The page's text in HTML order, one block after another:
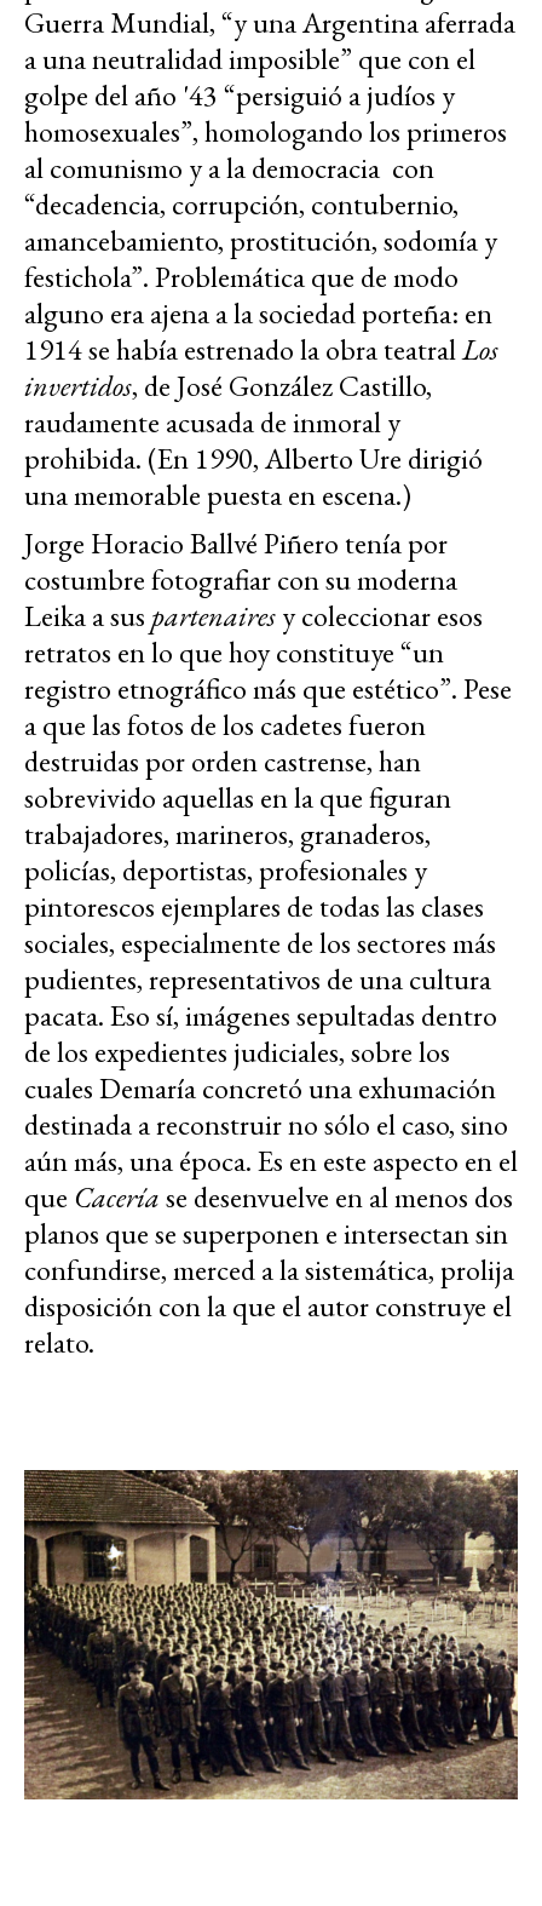
Guerra Mundial, “y una Argentina aferrada
a una neutralidad imposible” que con el
golpe del año '43 “persiguió a judíos y
homosexuales”, homologando los primeros
al comunismo y a la democracia con
“decadencia, corrupción, contubernio,
amancebamiento, prostitución, sodomía y
festichola”. Problemática que de modo
alguno era ajena a la sociedad porteña: en
1914 se había estrenado la obra teatralLos
invertidos, de José González Castillo,
raudamente acusada de inmoral y
prohibida. (En 1990, Alberto Ure dirigió
una memorable puesta en escena.)
Jorge Horacio Ballvé Piñero tenía por
costumbre fotografiar con su moderna
Leika a suspartenairesy coleccionar esos
retratos en lo que hoy constituye “un
registro etnográfico más que estético”. Pese
a que las fotos de los cadetes fueron
destruidas por orden castrense, han
sobrevivido aquellas en la que figuran
trabajadores, marineros, granaderos,
policías, deportistas, profesionales y
pintorescos ejemplares de todas las clases
sociales, especialmente de los sectores más
pudientes, representativos de una cultura
pacata. Eso sí, imágenes sepultadas dentro
de los expedientes judiciales, sobre los
cuales Demaría concretó una exhumación
destinada a reconstruir no sólo el caso, sino
aún más, una época. Es en este aspecto en el
que Caceríase desenvuelve en al menos dos
planos que se superponen e intersectan sin
confundirse, merced a la sistemática, prolija
disposición con la que el autor construye el
relato.